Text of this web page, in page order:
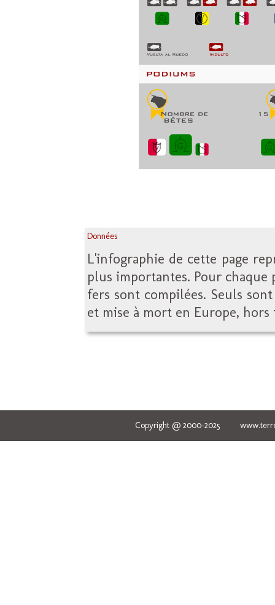
Données
L'infographie de cette page
plus importantes. Pour
fers sont compilées. Seuls
et mise à mort en Europe, hors
Copyright @ 2000-2025